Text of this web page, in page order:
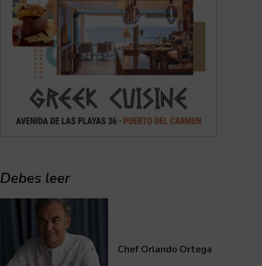
Debes leer
Chef Orlando Ortega